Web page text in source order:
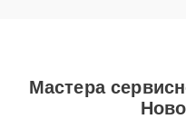
Мастера